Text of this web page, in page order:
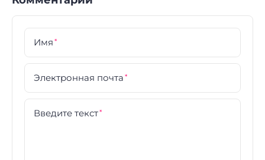
Имя *
Электронная почта *
Введите текст*